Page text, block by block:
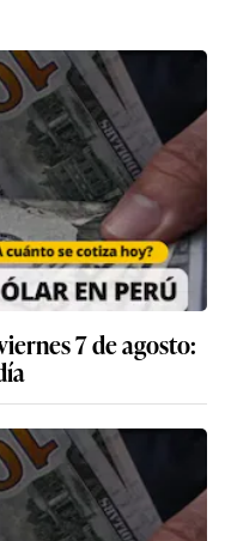
7 de agosto: